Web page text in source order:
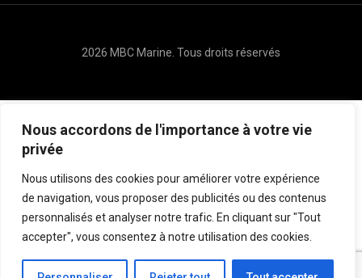
Nous accordons de l'importance à votre vie
privée
Nous utilisons des cookies pour améliorer votre expérience
de navigation, vous proposer des publicités ou des contenus
personnalisés et analyser notre trafic. En cliquant sur "Tout
accepter", vous consentez à notre utilisation des cookies.
2026 MBC Marine. Tous droits réservés